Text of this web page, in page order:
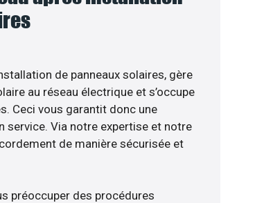
de panneaux solaires, gère
au réseau électrique et s’occupe
Ceci vous garantit donc une
service. Via notre expertise et notre
de manière sécurisée et
préoccuper des procédures